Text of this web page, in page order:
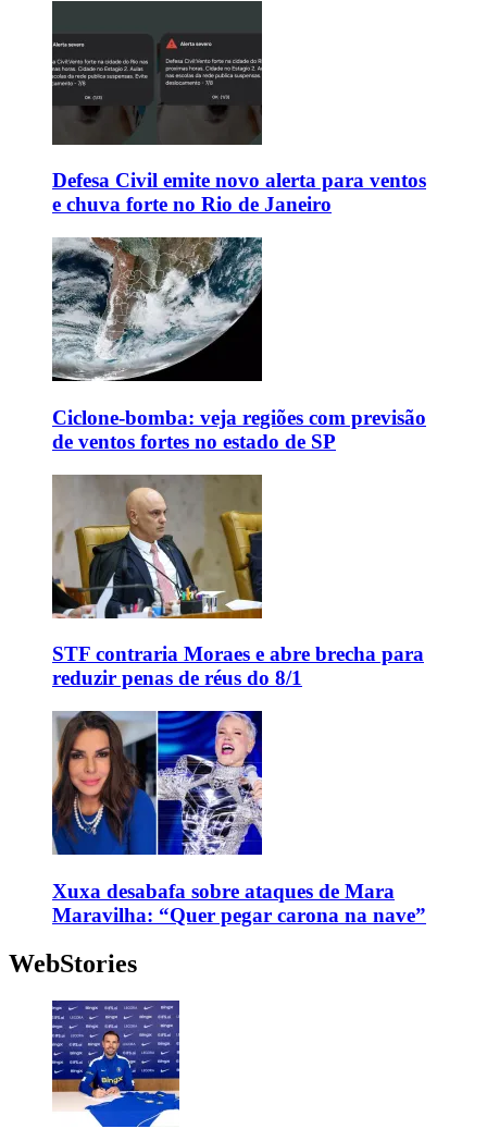
Defesa Civil emite novo alerta para ventos
e chuva forte no Rio de Janeiro
Ciclone-bomba: veja regiões com previsão
de ventos fortes no estado de SP
STF contraria Moraes e abre brecha para
reduzir penas de réus do 8/1
Xuxa desabafa sobre ataques de Mara
Maravilha: “Quer pegar carona na nave”
WebStories